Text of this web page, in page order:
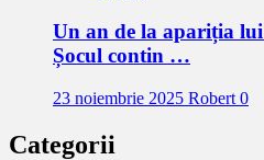
Un an de la apariția
Șocul contin …
23 noiembrie 2025 Robert 0
Categorii